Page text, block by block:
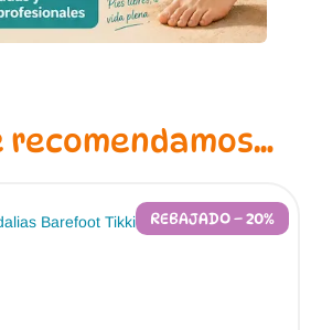
recomendamos…
REBAJADO – 20%